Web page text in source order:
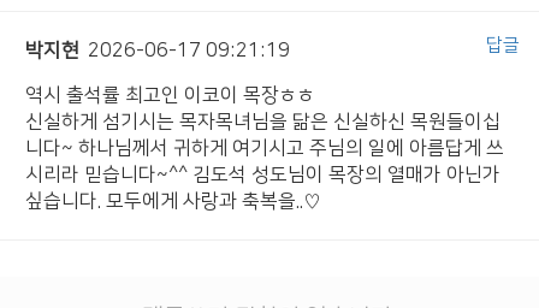
박지현 2026-06-17 09:21:19
역시 출석률 최고인 이코이 목장ㅎㅎ
신실하게 섬기시는 목자목녀님을 닮은 신실하신 목원들이십
니다~ 하나님께서 귀하게 여기시고 주님의 일에 아름답게 쓰
시리라 믿습니다~^^ 김도석 성도님이 목장의 열매가 아닌가
싶습니다. 모두에게 사랑과 축복을..♡
답글